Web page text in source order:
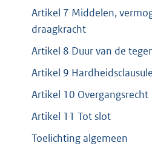
Artikel 7 Middelen,
draagkracht
Artikel 8 Duur van de
Artikel 9 Hardheidsclausule
Artikel 10 Overgangsrecht
Artikel 11 Tot slot
Toelichting algemeen